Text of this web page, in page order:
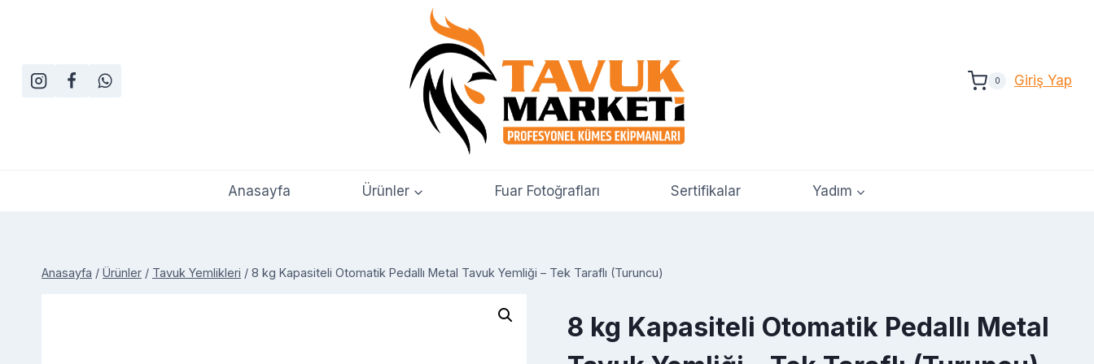
0 Giriş Yap
Anasayfa Ürünler Fuar Fotoğrafları Sertifikalar Yadım
Anasayfa / Ürünler / Tavuk Yemlikleri / 8 kg Kapasiteli Otomatik Pedallı Metal Tavuk Yemliği – Tek Taraflı (Turuncu)
8 kg Kapasiteli Otomatik Pedallı Metal